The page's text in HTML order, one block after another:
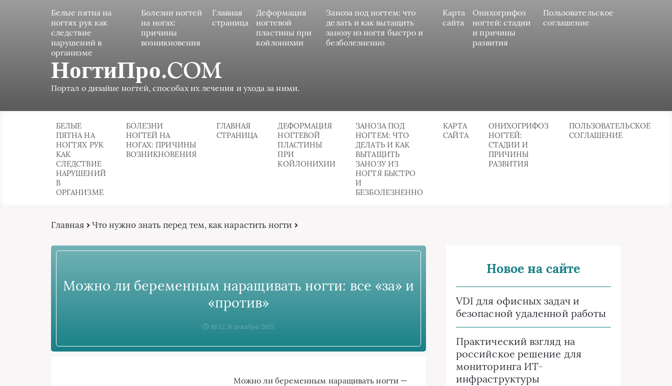
Белые пятна на
ногтях рук как
следствие
нарушений в
организме
Болезни ногтей
на ногах:
причины
возникновения
Главная
страница
Деформация
ногтевой
пластины при
койлонихии
Заноза под ногтем: что
делать и как вытащить
занозу из ногтя быстро и
безболезненно
Карта
сайта
Онихогрифоз
ногтей: стадии
и причины
развития
Пользовательское
соглашение
НогтиПро.COM
Портал о дизайне ногтей, способах их лечения и ухода за ними.
БЕЛЫЕ
ПЯТНА НА
НОГТЯХ РУК
КАК
СЛЕДСТВИЕ
НАРУШЕНИЙ
В
ОРГАНИЗМЕ
БОЛЕЗНИ
НОГТЕЙ НА
НОГАХ: ПРИЧИНЫ
ВОЗНИКНОВЕНИЯ
ГЛАВНАЯ
СТРАНИЦА
ДЕФОРМАЦИЯ
НОГТЕВОЙ
ПЛАСТИНЫ
ПРИ
КОЙЛОНИХИИ
ЗАНОЗА ПОД
НОГТЕМ: ЧТО
ДЕЛАТЬ И КАК
ВЫТАЩИТЬ
ЗАНОЗУ ИЗ
НОГТЯ БЫСТРО
И
БЕЗБОЛЕЗНЕННО
КАРТА
САЙТА
ОНИХОГРИФОЗ
НОГТЕЙ:
СТАДИИ И
ПРИЧИНЫ
РАЗВИТИЯ
ПОЛЬЗОВАТЕЛЬСКОЕ
СОГЛАШЕНИЕ
Главная Что нужно знать перед тем, как нарастить ногти
Можно ли беременным наращивать ногти: все «за» и
«против»
16:12, 6 декабря 2021
Можно ли беременным наращивать ногти —
Новое на сайте
VDI для офисных задач и
безопасной удаленной работы
Практический взгляд на
российское решение для
мониторинга ИТ-
инфраструктуры